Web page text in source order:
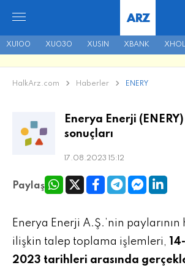
XU100 XU030 XUSIN XBANK
ARZ
HalkArz.com Haberler ENERY
Enerya Enerji
sonuçları
17.08.2023 15:12
Paylaş
Enerya Enerji A.Ş.’nin paylarının
ilişkin talep toplama işlemleri,
2023 tarihleri arasında